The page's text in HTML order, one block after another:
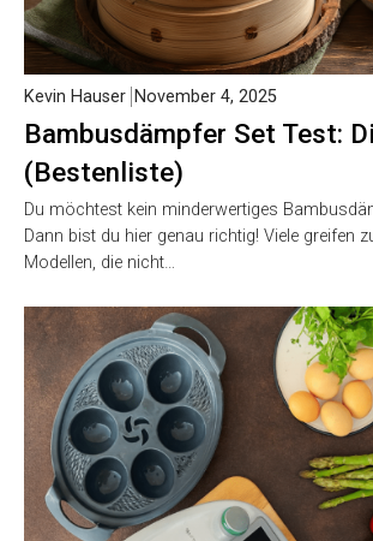
Bambusdämpfer Set Test:
(Bestenliste)
Kevin Hauser November 4, 2025
Du möchtest kein minderwertiges
Dann bist du hier genau richtig! Viele greifen
Modellen, die nicht…